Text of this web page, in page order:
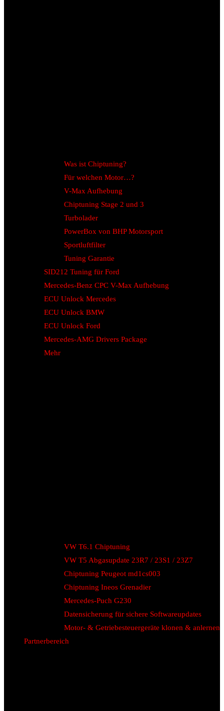
Was ist Chiptuning?
Für welchen Motor…?
V-Max Aufhebung
Chiptuning Stage 2 und 3
Turbolader
PowerBox von BHP Motorsport
Sportluftfilter
Tuning Garantie
SID212 Tuning für Ford
Mercedes-Benz CPC V-Max Aufhebung
ECU Unlock Mercedes
ECU Unlock BMW
ECU Unlock Ford
Mercedes-AMG Drivers Package
Mehr
VW T6.1 Chiptuning
VW T5 Abgasupdate 23R7 / 23S1 / 23Z7
Chiptuning Peugeot md1cs003
Chiptuning Ineos Grenadier
Mercedes-Puch G230
Datensicherung für sichere Softwareupdates
Motor- & Getriebesteuergeräte klonen & anlernen
Partnerbereich